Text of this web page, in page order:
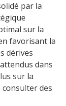
par la
sur la
favorisant la
dérives
dans
sur la
consulter des